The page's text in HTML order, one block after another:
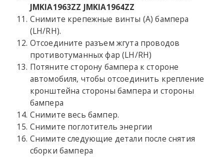
JMKIA1963ZZ JMKIA1964ZZ
Снимите крепежные винты (A) бампера
(LH/RH).
Отсоедините разъем жгута проводов
противотуманных фар (LH/RH)
Потяните сторону бампера к стороне
автомобиля, чтобы отсоединить крепление
кронштейна стороны бампера и стороны
бампера
Снимите весь бампер.
Снимите поглотитель энергии
Снимите следующие детали после снятия
сборки бампера